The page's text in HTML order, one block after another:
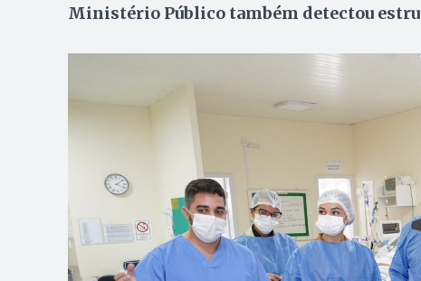
Ministério Público também detectou